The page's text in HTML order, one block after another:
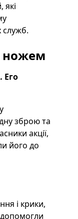
які
служб.
ножем
Его
зброю та
акції,
його до
і крики,
допомогли